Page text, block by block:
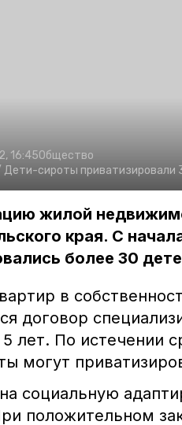
16:45Общество
Дети-сироты приватизировали
жилой
края. С
более 30
в
договор
5 лет. По истечении
могут
социальную
положительном